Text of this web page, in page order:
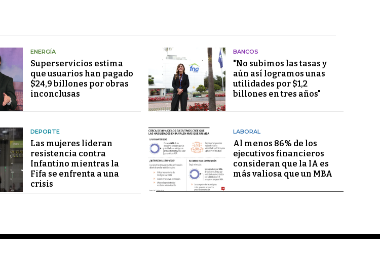
ENERGÍA
Superservicios estima
que usuarios han pagado
$24,9 billones por obras
inconclusas
BANCOS
"No subimos las tasas y
aún así logramos unas
utilidades por $1,2
billones en tres años"
DEPORTE
Las mujeres lideran
resistencia contra
Infantino mientras la
Fifa se enfrenta a una
crisis
LABORAL
Al menos 86% de los
ejecutivos financieros
consideran que la IA es
más valiosa que un MBA